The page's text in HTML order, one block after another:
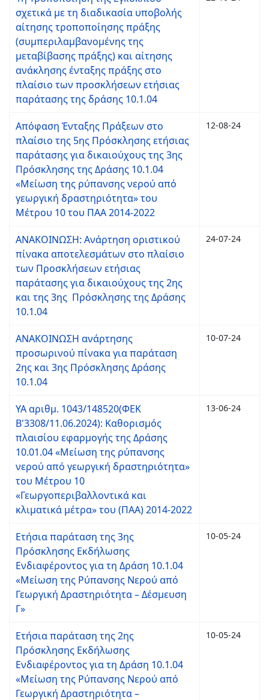
σχετικά με τη διαδικασία υποβολής
αίτησης τροποποίησης πράξης
(συμπεριλαμβανομένης της
μεταβίβασης πράξης) και αίτησης
ανάκλησης ένταξης πράξης στο
πλαίσιο των προσκλήσεων ετήσιας
παράτασης της δράσης 10.1.04
Απόφαση Ένταξης Πράξεων στο
πλαίσιο της 5ης Πρόσκλησης ετήσιας
παράτασης για δικαιούχους της 3ης
Πρόσκλησης της Δράσης 10.1.04
«Μείωση της ρύπανσης νερού από
γεωργική δραστηριότητα» του
Μέτρου 10 του ΠΑΑ 2014-2022
12-08-24
ΑΝΑΚΟΙΝΩΣΗ: Ανάρτηση οριστικού
πίνακα αποτελεσμάτων στο πλαίσιο
των Προσκλήσεων ετήσιας
παράτασης για δικαιούχους της 2ης
και της 3ης Πρόσκλησης της Δράσης
10.1.04
24-07-24
ΑΝΑΚΟΙΝΩΣΗ ανάρτησης
προσωρινού πίνακα για παράταση
2ης και 3ης Πρόσκλησης Δράσης
10.1.04
10-07-24
ΥΑ αριθμ. 1043/148520(ΦΕΚ
Β'3308/11.06.2024): Καθορισμός
πλαισίου εφαρμογής της Δράσης
10.01.04 «Μείωση της ρύπανσης
νερού από γεωργική δραστηριότητα»
του Μέτρου 10
«Γεωργοπεριβαλλοντικά και
κλιματικά μέτρα» του (ΠΑΑ) 2014-2022
13-06-24
Ετήσια παράταση της 3ης
Πρόσκλησης Εκδήλωσης
Ενδιαφέροντος για τη Δράση 10.1.04
«Μείωση της Ρύπανσης Νερού από
Γεωργική Δραστηριότητα – Δέσμευση
Γ»
10-05-24
Ετήσια παράταση της 2ης
Πρόσκλησης Εκδήλωσης
Ενδιαφέροντος για τη Δράση 10.1.04
«Μείωση της Ρύπανσης Νερού από
Γεωργική Δραστηριότητα –
10-05-24